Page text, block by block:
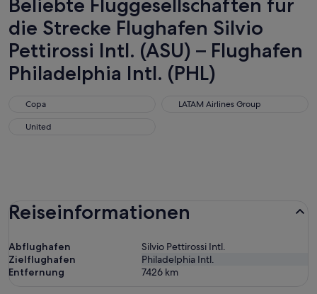
Beliebte Fluggesellschaften für
die Strecke Flughafen Silvio
Pettirossi Intl. (ASU) – Flughafen
Philadelphia Intl. (PHL)
Copa
Copa LATAM Airlines Group
LATAM Airlines Group
United
United
Reiseinformationen
Abflughafen
Silvio Pettirossi Intl.
Zielflughafen
Philadelphia Intl.
Entfernung
7426 km